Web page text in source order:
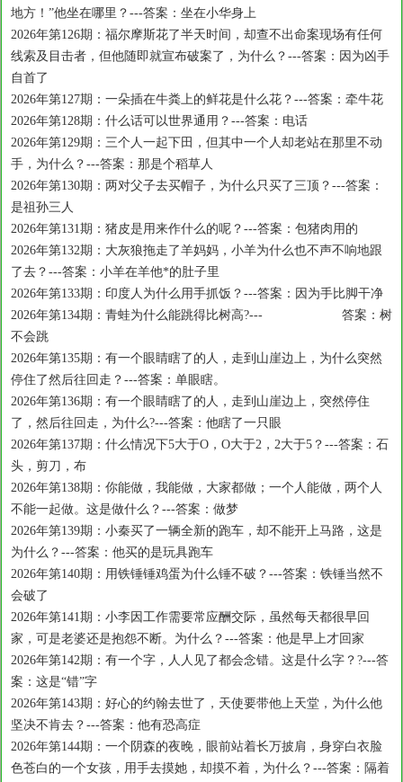
地方！”他坐在哪里？---答案：坐在小华身上
2026年第126期：福尔摩斯花了半天时间，却查不出命案现场有任何
线索及目击者，但他随即就宣布破案了，为什么？---答案：因为凶手
自首了
2026年第127期：一朵插在牛粪上的鲜花是什么花？---答案：牵牛花
2026年第128期：什么话可以世界通用？---答案：电话
2026年第129期：三个人一起下田，但其中一个人却老站在那里不动
手，为什么？---答案：那是个稻草人
2026年第130期：两对父子去买帽子，为什么只买了三顶？---答案：
是祖孙三人
2026年第131期：猪皮是用来作什么的呢？---答案：包猪肉用的
2026年第132期：大灰狼拖走了羊妈妈，小羊为什么也不声不响地跟
了去？---答案：小羊在羊他*的肚子里
2026年第133期：印度人为什么用手抓饭？---答案：因为手比脚干净
2026年第134期：青蛙为什么能跳得比树高?--- 答案：树
不会跳
2026年第135期：有一个眼睛瞎了的人，走到山崖边上，为什么突然
停住了然后往回走？---答案：单眼瞎。
2026年第136期：有一个眼睛瞎了的人，走到山崖边上，突然停住
了，然后往回走，为什么?---答案：他瞎了一只眼
2026年第137期：什么情况下5大于O，O大于2，2大于5？---答案：石
头，剪刀，布
2026年第138期：你能做，我能做，大家都做；一个人能做，两个人
不能一起做。这是做什么？---答案：做梦
2026年第139期：小秦买了一辆全新的跑车，却不能开上马路，这是
为什么？---答案：他买的是玩具跑车
2026年第140期：用铁锤锤鸡蛋为什么锤不破？---答案：铁锤当然不
会破了
2026年第141期：小李因工作需要常应酬交际，虽然每天都很早回
家，可是老婆还是抱怨不断。为什么？---答案：他是早上才回家
2026年第142期：有一个字，人人见了都会念错。这是什么字？?---答
案：这是“错”字
2026年第143期：好心的约翰去世了，天使要带他上天堂，为什么他
坚决不肯去？---答案：他有恐高症
2026年第144期：一个阴森的夜晚，眼前站着长万披肩，身穿白衣脸
色苍白的一个女孩，用手去摸她，却摸不着，为什么？---答案：隔着